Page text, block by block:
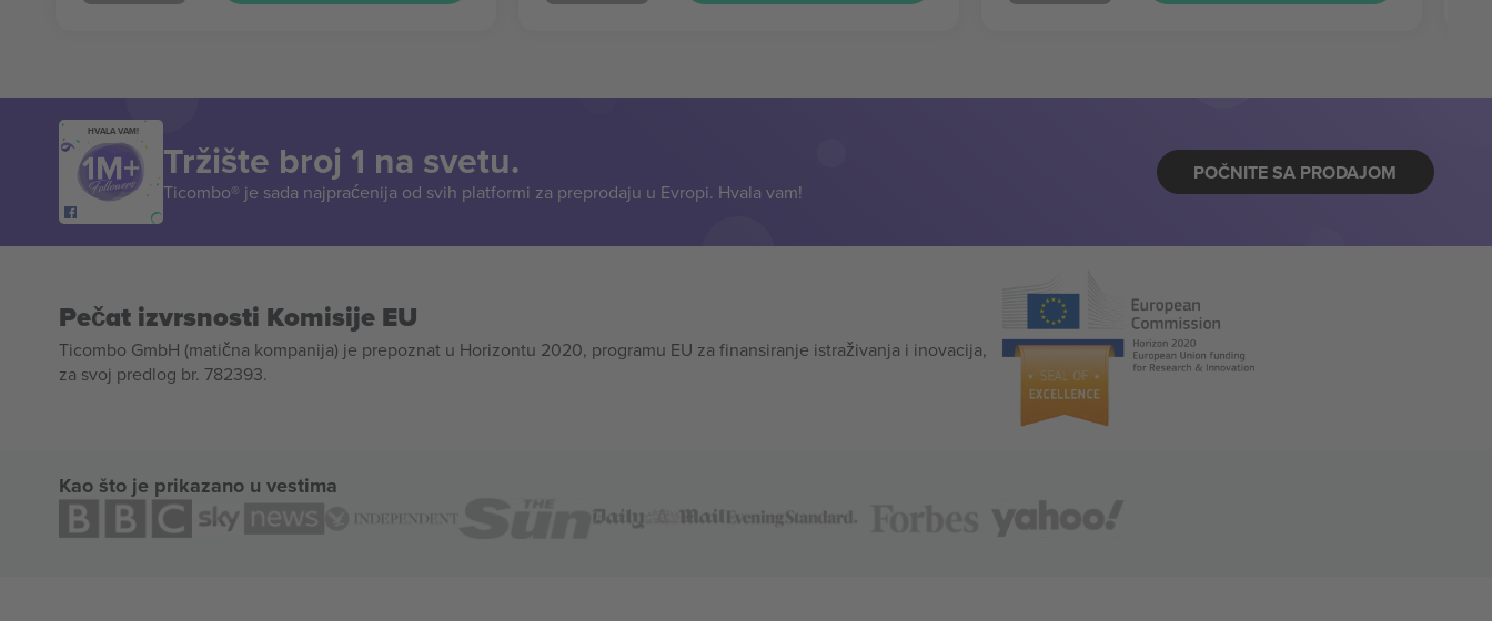
HVALA VAM!
Tržište broj 1 na svetu.
Ticombo® je sada najpraćenija od svih platformi za preprodaju u Evropi. Hvala vam!
POČNITE SA PRODAJOM
Pečat izvrsnosti Komisije EU
Ticombo GmbH (matična kompanija) je prepoznat u Horizontu 2020, programu EU za finansiranje istraživanja i inovacija,
za svoj predlog br. 782393.
Kao što je prikazano u vestima